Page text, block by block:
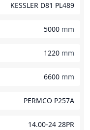
KESSLER D81 PL489
5000 mm
1220 mm
6600 mm
PERMCO P257A
14.00-24 28PR